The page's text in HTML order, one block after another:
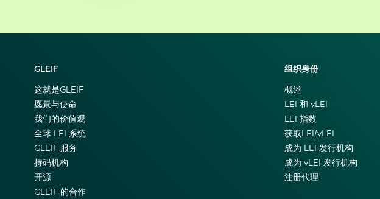
GLEIF
这就是GLEIF
愿景与使命
我们的价值观
全球 LEI 系统
GLEIF 服务
持码机构
开源
GLEIF 的合作
组织身份
概述
LEI 和 vLEI
LEI 指数
获取LEI/vLEI
成为 LEI 发行机构
成为 vLEI 发行机构
注册代理